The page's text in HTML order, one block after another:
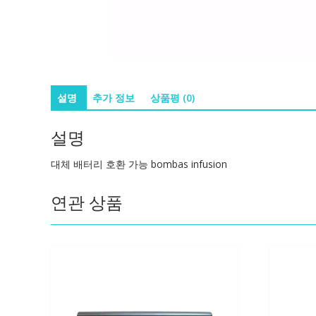
설명 추가 정보 상품평 (0)
설명
대체 배터리 호환 가능 bombas infusion
연관 상품